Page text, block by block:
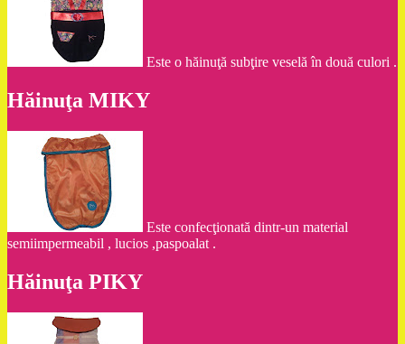
Este o hăinuţă subţire veselă în două culori .
Hăinuţa MIKY
Este confecţionată dintr-un material
semiimpermeabil , lucios ,paspoalat .
Hăinuţa PIKY